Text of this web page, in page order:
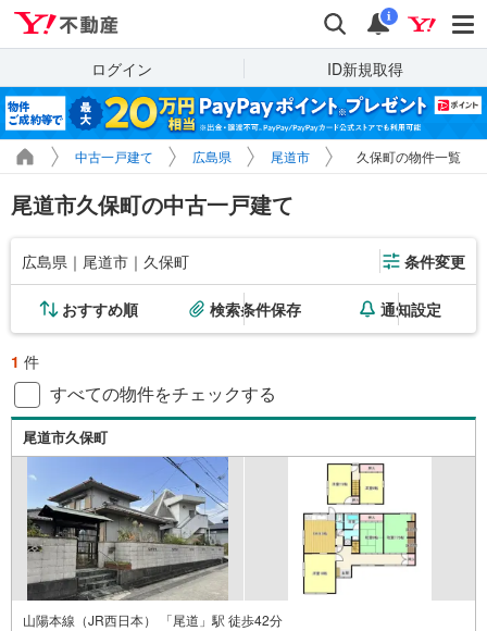
検索 通知
i
ログイン ID新規取得
中古一戸建て 広島県 尾道市 久保町の物件一覧
尾道市久保町の中古一戸建て
広島県｜尾道市｜久保町 条件変更
おすすめ順 検索条件保存 通知設定
1 件
すべての物件をチェックする
尾道市久保町
山陽本線（JR西日本） 「尾道」駅 徒歩42分